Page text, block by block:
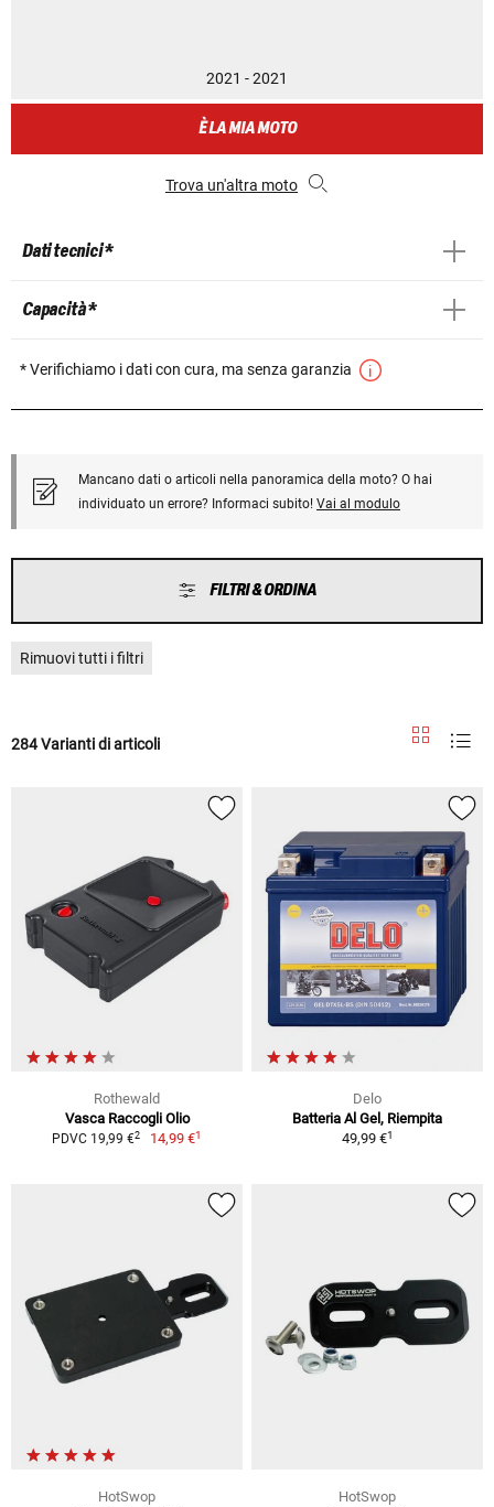
2021 - 2021
È LA MIA MOTO
Trova un'altra moto
Dati tecnici *
Capacità *
* Verifichiamo i dati con cura, ma senza garanzia
Mancano dati o articoli nella panoramica della moto? O hai
individuato un errore? Informaci subito! Vai al modulo
FILTRI & ORDINA
Rimuovi tutti i filtri
284 Varianti di articoli
Rothewald
Vasca Raccogli Olio
PDVC 19,99 €2 14,99 €1
Delo
Batteria Al Gel, Riempita
49,99 €1
HotSwop
HotSwop